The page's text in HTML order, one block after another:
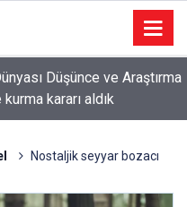
Düşünce ve Araştırma
kararı aldık
Nostaljik seyyar bozacı